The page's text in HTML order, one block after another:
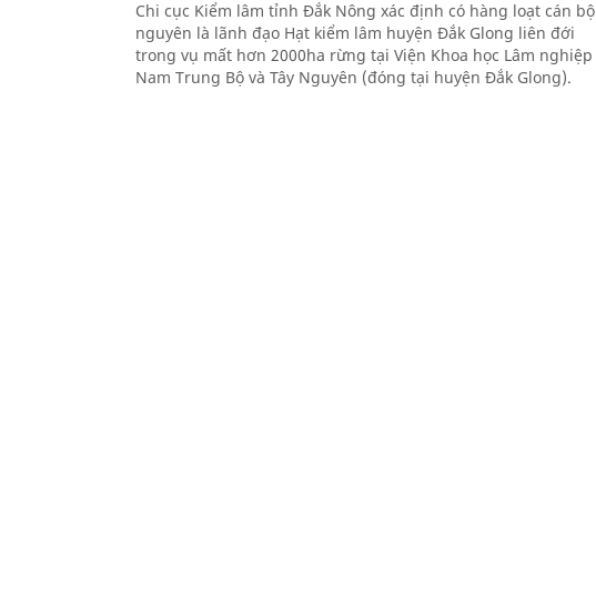
Chi cục Kiểm lâm tỉnh Đắk Nông xác định có hàng loạt cán bộ
nguyên là lãnh đạo Hạt kiểm lâm huyện Đắk Glong liên đới
trong vụ mất hơn 2000ha rừng tại Viện Khoa học Lâm nghiệp
Nam Trung Bộ và Tây Nguyên (đóng tại huyện Đắk Glong).